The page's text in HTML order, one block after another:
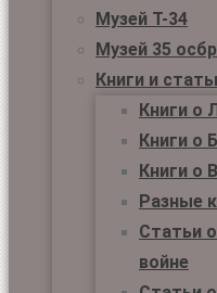
Музей Т-34
Музей 35 осбр
Книги и
Книги о
Книги о
Книги о
Разные
Статьи
войне